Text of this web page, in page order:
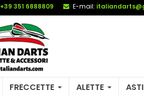
+39 351 6888809 E-mail:
FRECCETTE ALETTE
add_circle_outline